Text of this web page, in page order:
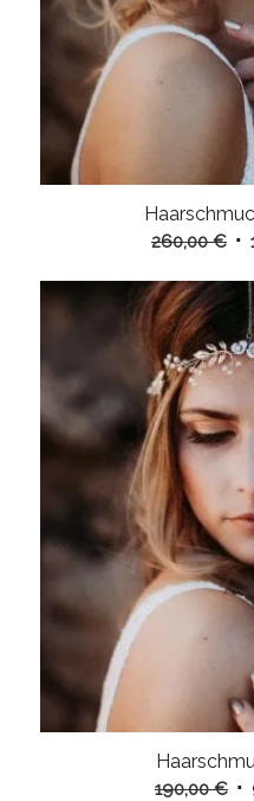
260,00€
war:
190,00€